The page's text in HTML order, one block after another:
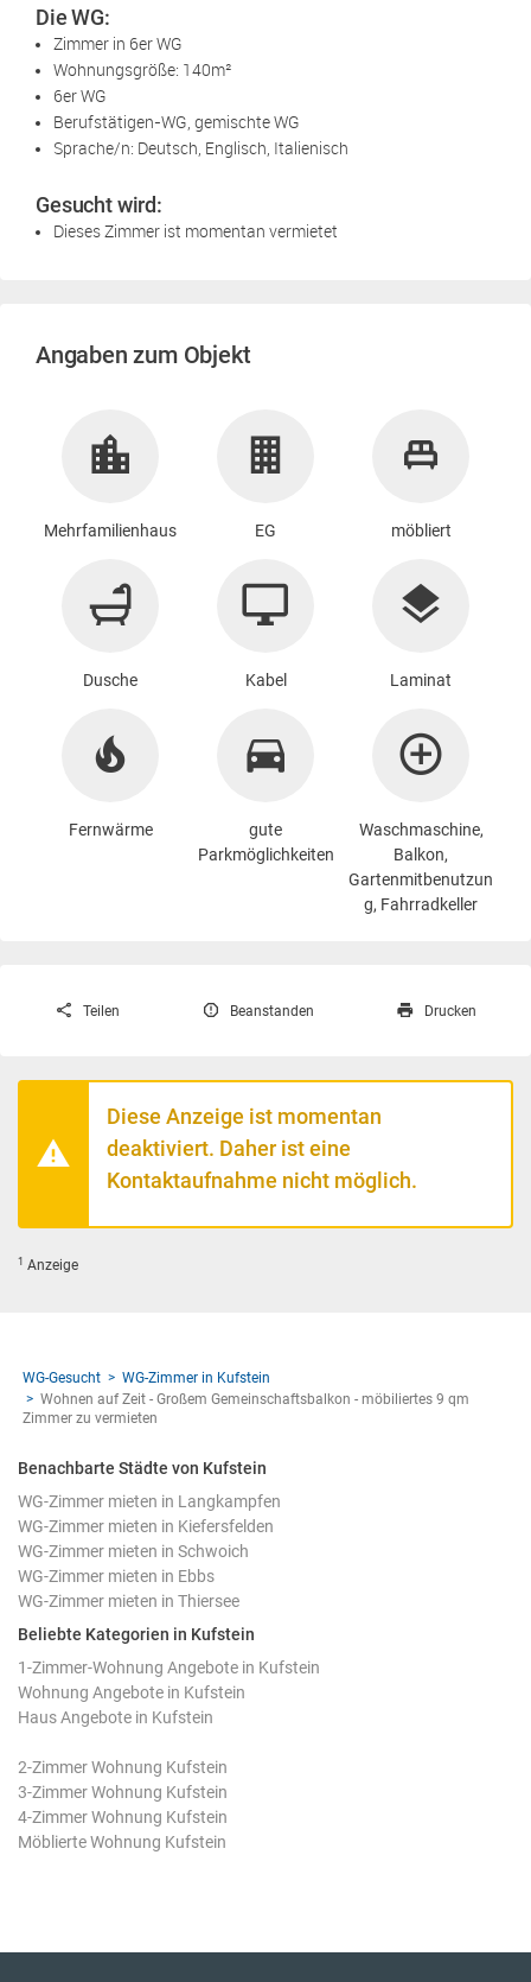
Die WG:
Zimmer in 6er WG
Wohnungsgröße: 140m²
6er WG
Berufstätigen-WG, gemischte WG
Sprache/n: Deutsch, Englisch, Italienisch
Gesucht wird:
Dieses Zimmer ist momentan vermietet
Angaben zum Objekt
Mehrfamilienhaus EG möbliert
Dusche Kabel Laminat
Fernwärme
gute
Parkmöglichkeiten
Waschmaschine,
Balkon,
Gartenmitbenutzun
g, Fahrradkeller
Teilen Beanstanden Drucken
Diese Anzeige ist momentan
deaktiviert. Daher ist eine
Kontaktaufnahme nicht möglich.
1 Anzeige
WG-Gesucht
WG-Zimmer in Kufstein
Wohnen auf Zeit - Großem Gemeinschaftsbalkon - möbiliertes 9 qm
Zimmer zu vermieten
Benachbarte Städte von Kufstein
WG-Zimmer mieten in Langkampfen
WG-Zimmer mieten in Kiefersfelden
WG-Zimmer mieten in Schwoich
WG-Zimmer mieten in Ebbs
WG-Zimmer mieten in Thiersee
Beliebte Kategorien in Kufstein
1-Zimmer-Wohnung Angebote in Kufstein
Wohnung Angebote in Kufstein
Haus Angebote in Kufstein
2-Zimmer Wohnung Kufstein
3-Zimmer Wohnung Kufstein
4-Zimmer Wohnung Kufstein
Möblierte Wohnung Kufstein